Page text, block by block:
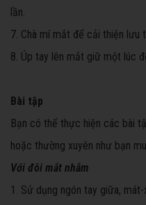
lần.
7. Chà mí mắt để cải thiện lưu
8. Úp tay lên mắt giữ một lúc
Bài tập
Bạn có thể thực hiện các bài
hoặc thường xuyên như bạn
Với đôi mắt nhắm
1. Sử dụng ngón tay giữa,